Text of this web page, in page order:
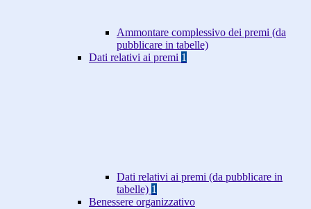
Ammontare complessivo dei premi (da
pubblicare in tabelle)
Dati relativi ai premi 1
Dati relativi ai premi (da pubblicare in
tabelle) 1
Benessere organizzativo